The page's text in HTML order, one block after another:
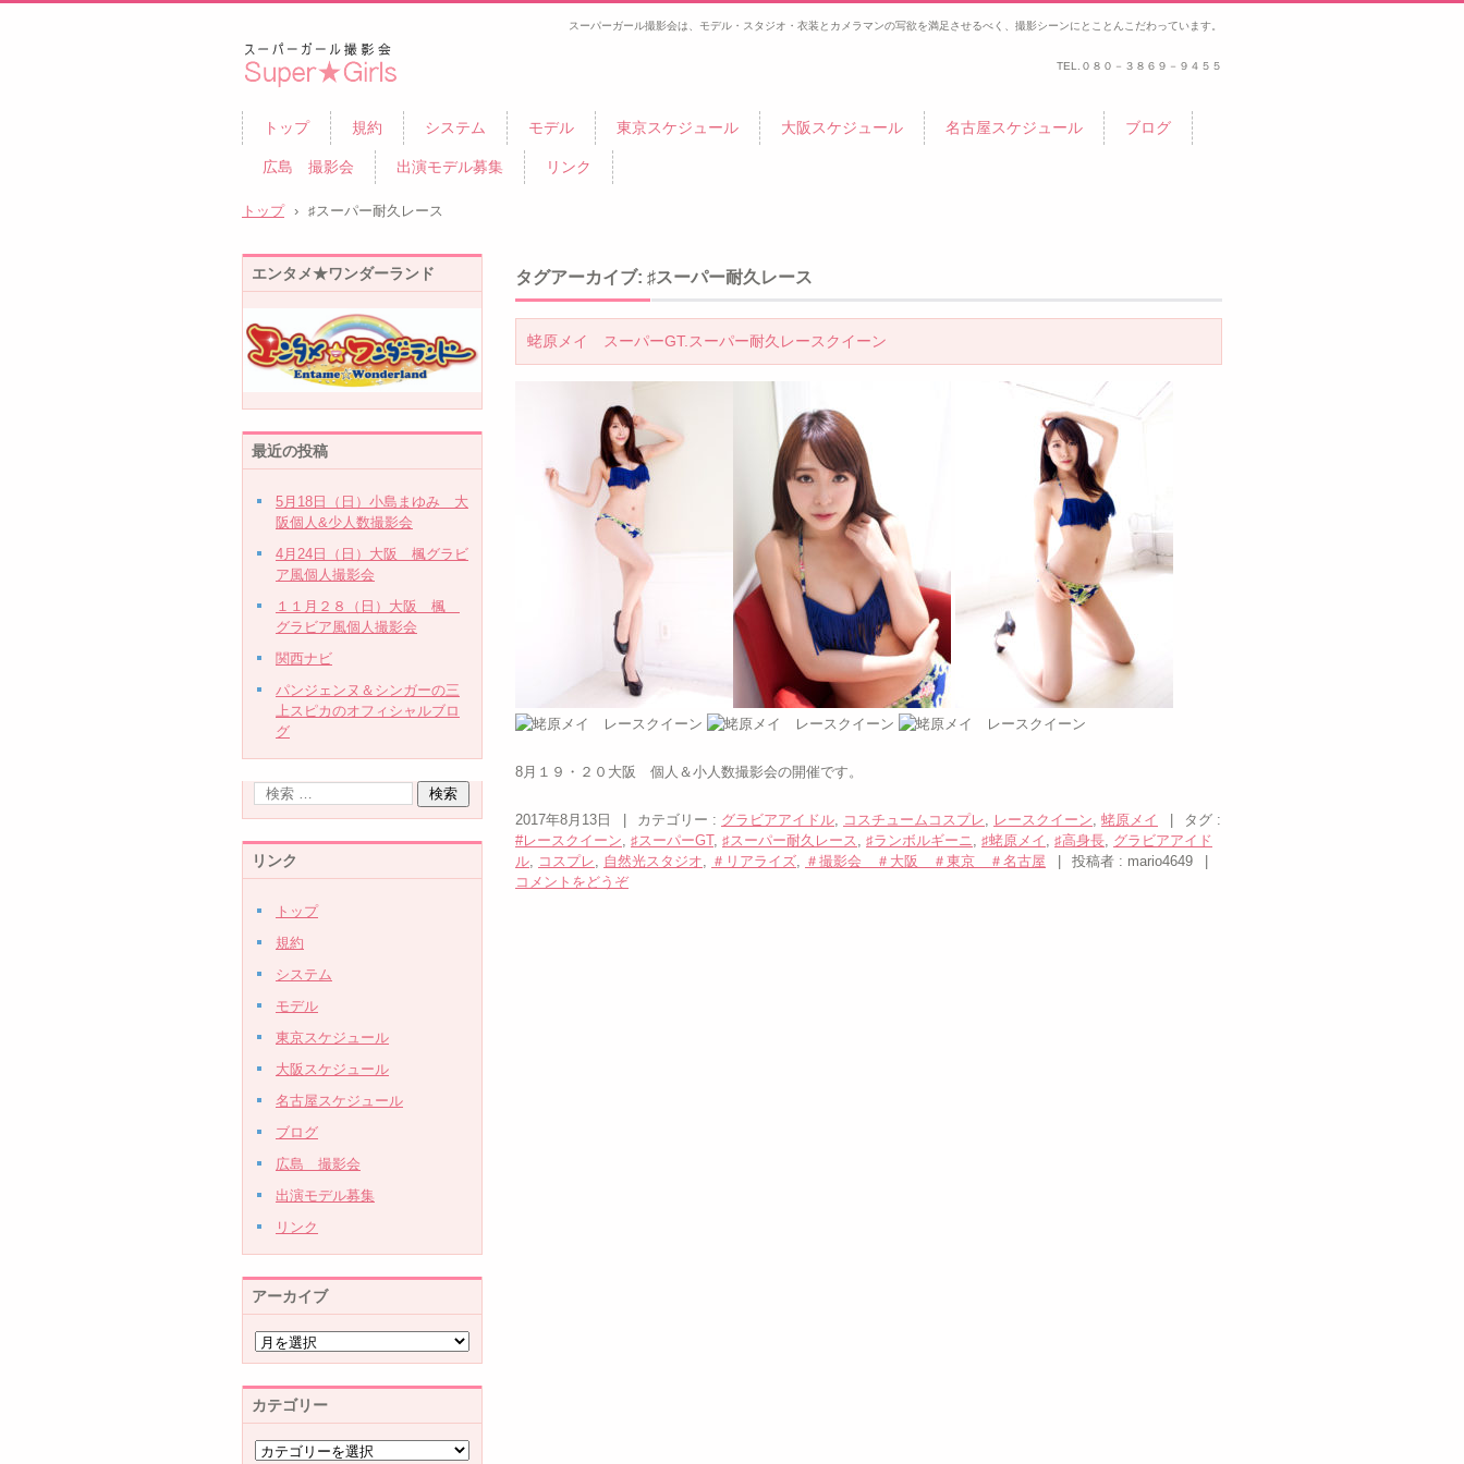
スーパーガール撮影会は、モデル・スタジオ・衣装とカメラマンの写欲を満足させるべく、撮影シーンにとことんこだわっています。
TEL. ０８０－３８６９－９４５５
トップ 規約 システム モデル 東京スケジュール 大阪スケジュール 名古屋スケジュール ブログ
広島 撮影会 出演モデル募集 リンク
トップ › ♯スーパー耐久レース
タグアーカイブ: ♯スーパー耐久レース
蛯原メイ スーパーGT.スーパー耐久レースクイーン
8月１９・２０大阪 個人＆小人数撮影会の開催です。
2017年8月13日 カテゴリー : グラビアアイドル, コスチュームコスプレ, レースクイーン, 蛯原メイ
タグ :
#レースクイーン, ♯スーパーGT, ♯スーパー耐久レース , ♯ランボルギーニ, ♯蛯原メイ , ♯高身長, グラビアアイド
ル, コスプレ, 自然光スタジオ, ＃リアライズ, ＃撮影会 ＃大阪 ＃東京 ＃名古屋 投稿者 : mario4649
コメントをどうぞ
エンタメ★ワンダーランド
最近の投稿
5月18日（日）小島まゆみ 大
阪個人&少人数撮影会
4月24日（日）大阪 楓グラビ
ア風個人撮影会
１１月２８（日）大阪 楓
グラビア風個人撮影会
関西ナビ
パンジェンヌ＆シンガーの三
上スピカのオフィシャルブロ
グ
リンク
トップ
規約
システム
モデル
東京スケジュール
大阪スケジュール
名古屋スケジュール
ブログ
広島 撮影会
出演モデル募集
リンク
アーカイブ
カテゴリー